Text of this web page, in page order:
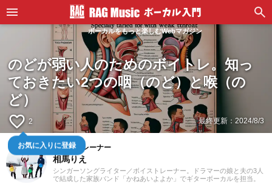
ボーカルをもっと楽しむWebマガジン
のどが弱い人のためのボイトレ。知っ
ておきたい2つの咽（のど）と喉（の
ど）
favorite_border 2
お気に入りに登録
最終更新： 2024/8/3
ボイストレーナー
相馬りえ
シンガーソングライター／ボイストレーナー。ドラマーの娘と夫の3人
で結成した家族バンド「かねあいよよか」でギターボーカルを担当。